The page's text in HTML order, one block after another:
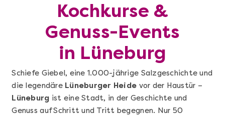
Kochkurse &
Genuss-Events
in Lüneburg
Schiefe Giebel, eine 1.000-jährige Salzgeschichte und
die legendäre Lüneburger Heide vor der Haustür –
Lüneburg ist eine Stadt, in der Geschichte und
Genuss auf Schritt und Tritt begegnen. Nur 50